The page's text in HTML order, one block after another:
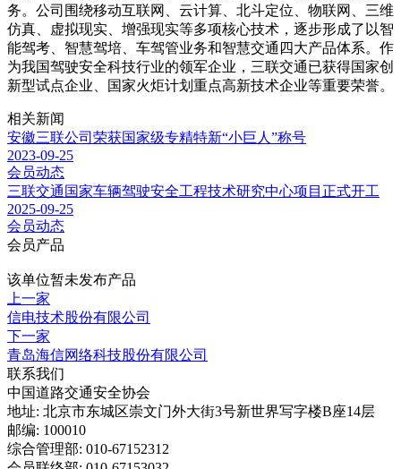
务。公司围绕移动互联网、云计算、北斗定位、物联网、三维
仿真、虚拟现实、增强现实等多项核心技术，逐步形成了以智
能驾考、智慧驾培、车驾管业务和智慧交通四大产品体系。作
为我国驾驶安全科技行业的领军企业，三联交通已获得国家创
新型试点企业、国家火炬计划重点高新技术企业等重要荣誉。
相关新闻
安徽三联公司荣获国家级专精特新“小巨人”称号
2023-09-25
会员动态
三联交通国家车辆驾驶安全工程技术研究中心项目正式开工
2025-09-25
会员动态
会员产品
该单位暂未发布产品
上一家
信电技术股份有限公司
下一家
青岛海信网络科技股份有限公司
联系我们
中国道路交通安全协会
地址: 北京市东城区崇文门外大街3号新世界写字楼B座14层
邮编: 100010
综合管理部: 010-67152312